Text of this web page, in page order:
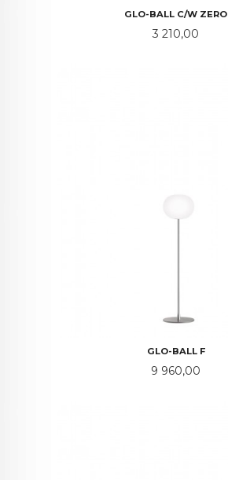
GLO-BALL C/W ZERO
Pris
3 210,00
GLO-BALL F
Pris
9 960,00